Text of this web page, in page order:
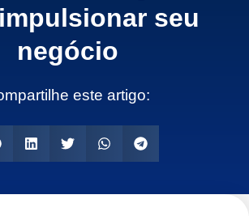
seu
negócio
este artigo: